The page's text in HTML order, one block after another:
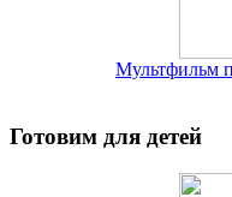
Мультфильм
Готовим для детей